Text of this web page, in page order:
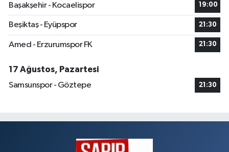
Başakşehir - Kocaelispor
19:00
Beşiktaş - Eyüpspor 21:30
Amed - Erzurumspor FK 21:30
17 Ağustos, Pazartesi
Samsunspor - Göztepe
21:30